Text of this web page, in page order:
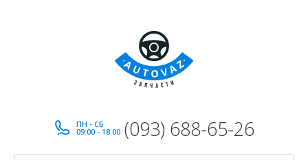
ПН - СБ
09:00 - 18:00 (093) 688-65-26